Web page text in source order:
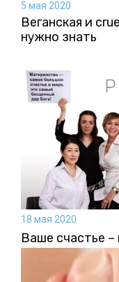
5 мая 2020
Веганская и
нужно знать
18 мая 2020
Ваше счастье